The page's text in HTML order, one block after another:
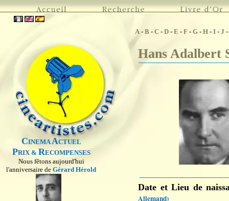
CINEMAACTUEL
PRIX & RECOMPENSES
Nous fêtons aujourd'hui
l'anniversaire de Gérard Hérold
A- B - C - D - E - F - G - H - I - J -
Hans Adalbert
Date et Lieu de
Allemand)